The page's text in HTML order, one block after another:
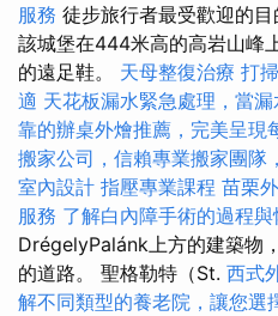
服務 徒步旅行者最受歡迎的
該城堡在444米高的高岩山峰
的遠足鞋。 天母整復治療 打
適 天花板漏水緊急處理，當
靠的辦桌外燴推薦，完美呈現
搬家公司，信賴專業搬家團隊
室內設計 指壓專業課程 苗栗
服務 了解白內障手術的過程
DrégelyPalánk上方的建築物
的道路。 聖格勒特（St. 西式
解不同類型的養老院，讓您選